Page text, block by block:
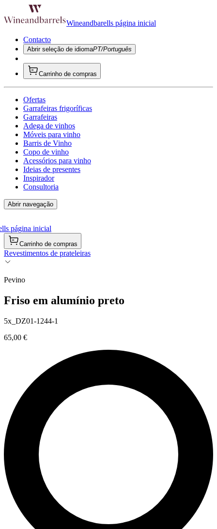
Wineandbarells página inicial
Contacto
Abrir seleção de idiomaPT/Português
Carrinho de compras
Ofertas
Garrafeiras frigoríficas
Garrafeiras
Adega de vinhos
Móveis para vinho
Barris de Vinho
Copo de vinho
Acessórios para vinho
Ideias de presentes
Inspirador
Consultoria
Abrir navegação
página inicial
Carrinho de compras
Revestimentos de prateleiras
Pevino
Friso em alumínio preto
5x_DZ01-1244-1
65,00 €